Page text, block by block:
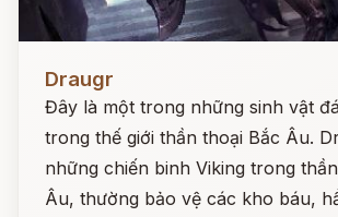
Draugr
Đây là một trong những sinh vật
trong thế giới thần thoại Bắc Âu.
những chiến binh Viking trong
Âu, thường bảo vệ các kho báu,